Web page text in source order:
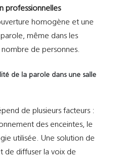
professionnelles
homogène et une
même dans les
nombre de personnes.
de la parole dans une salle
de plusieurs facteurs :
des enceintes, le
utilisée. Une solution de
de diffuser la voix de